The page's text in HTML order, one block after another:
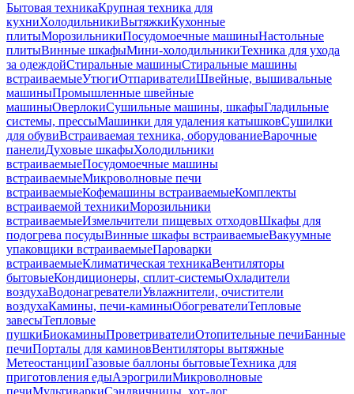
Бытовая техникаКрупная техника для
кухниХолодильникиВытяжкиКухонные
плитыМорозильникиПосудомоечные машиныНастольные
плитыВинные шкафыМини-холодильникиТехника для ухода
за одеждойСтиральные машиныСтиральные машины
встраиваемыеУтюгиОтпаривателиШвейные, вышивальные
машиныПромышленные швейные
машиныОверлокиСушильные машины, шкафыГладильные
системы, прессыМашинки для удаления катышковСушилки
для обувиВстраиваемая техника, оборудованиеВарочные
панелиДуховые шкафыХолодильники
встраиваемыеПосудомоечные машины
встраиваемыеМикроволновые печи
встраиваемыеКофемашины встраиваемыеКомплекты
встраиваемой техникиМорозильники
встраиваемыеИзмельчители пищевых отходовШкафы для
подогрева посудыВинные шкафы встраиваемыеВакуумные
упаковщики встраиваемыеПароварки
встраиваемыеКлиматическая техникаВентиляторы
бытовыеКондиционеры, сплит-системыОхладители
воздухаВодонагревателиУвлажнители, очистители
воздухаКамины, печи-каминыОбогревателиТепловые
завесыТепловые
пушкиБиокаминыПроветривателиОтопительные печиБанные
печиПорталы для каминовВентиляторы вытяжные
МетеостанцииГазовые баллоны бытовыеТехника для
приготовления едыАэрогрилиМикроволновые
печиМультиваркиСэндвичницы, хот-дог